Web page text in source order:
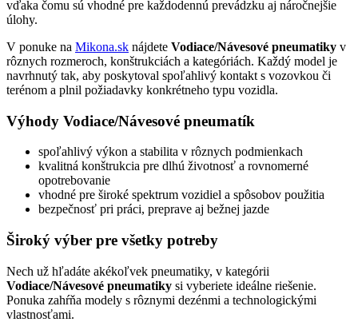
vďaka čomu sú vhodné pre každodennú prevádzku aj náročnejšie
úlohy.
V ponuke na Mikona.sk nájdete Vodiace/Návesové pneumatiky v
rôznych rozmeroch, konštrukciách a kategóriách. Každý model je
navrhnutý tak, aby poskytoval spoľahlivý kontakt s vozovkou či
terénom a plnil požiadavky konkrétneho typu vozidla.
Výhody Vodiace/Návesové pneumatík
spoľahlivý výkon a stabilita v rôznych podmienkach
kvalitná konštrukcia pre dlhú životnosť a rovnomerné
opotrebovanie
vhodné pre široké spektrum vozidiel a spôsobov použitia
bezpečnosť pri práci, preprave aj bežnej jazde
Široký výber pre všetky potreby
Nech už hľadáte akékoľvek pneumatiky, v kategórii
Vodiace/Návesové pneumatiky si vyberiete ideálne riešenie.
Ponuka zahŕňa modely s rôznymi dezénmi a technologickými
vlastnosťami.